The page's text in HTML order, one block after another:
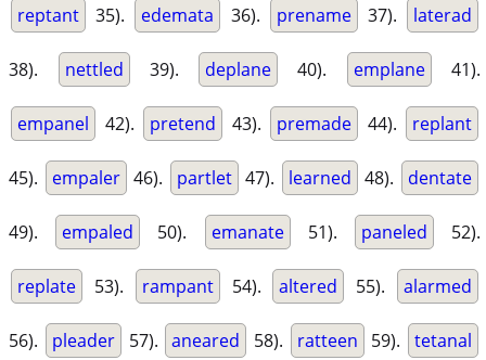
reptant 35). edemata 36). prename 37). laterad
38). nettled 39). deplane 40). emplane 41).
empanel 42). pretend 43). premade 44). replant
45). empaler 46). partlet 47). learned 48). dentate
49). empaled 50). emanate 51). paneled 52).
replate 53). rampant 54). altered 55). alarmed
56). pleader 57). aneared 58). ratteen 59). tetanal